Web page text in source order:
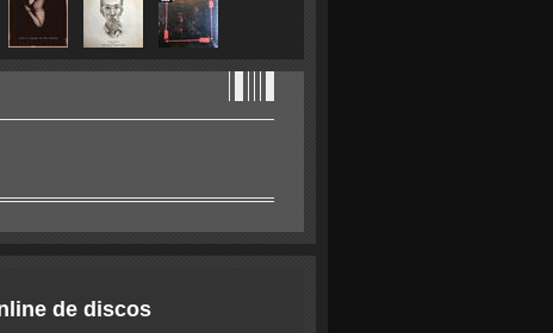
de discos